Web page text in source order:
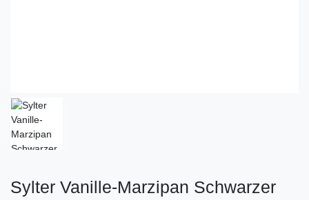
Sylter Vanille-Marzipan Schwarzer